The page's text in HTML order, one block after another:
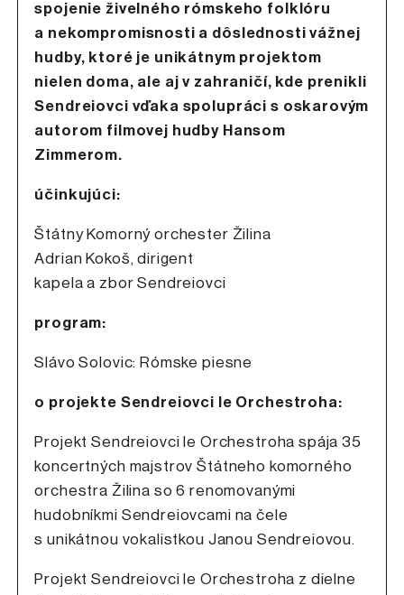
spojenie živelného rómskeho folklóru
a nekompromisnosti a dôslednosti vážnej
hudby, ktoré je unikátnym projektom
nielen doma, ale aj v zahraničí, kde prenikli
Sendreiovci vďaka spolupráci s oskarovým
autorom filmovej hudby Hansom
Zimmerom.
účinkujúci:
Štátny Komorný orchester Žilina
Adrian Kokoš, dirigent
kapela a zbor Sendreiovci
program:
Slávo Solovic: Rómske piesne
o projekte Sendreiovci le Orchestroha:
Projekt Sendreiovci le Orchestroha spája 35
koncertných majstrov Štátneho komorného
orchestra Žilina so 6 renomovanými
hudobníkmi Sendreiovcami na čele
s unikátnou vokalistkou Janou Sendreiovou.
Projekt Sendreiovci le Orchestroha z dielne